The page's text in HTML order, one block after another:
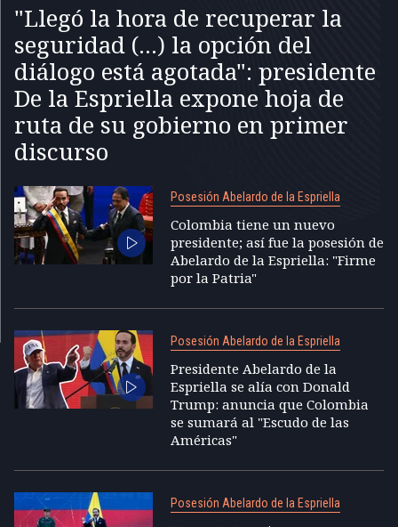
"Llegó la hora de recuperar la
seguridad (...) la opción del
diálogo está agotada": presidente
De la Espriella expone hoja de
ruta de su gobierno en primer
discurso
Posesión Abelardo de la Espriella
Colombia tiene un nuevo
presidente; así fue la posesión de
Abelardo de la Espriella: "Firme
por la Patria"
Posesión Abelardo de la Espriella
Presidente Abelardo de la
Espriella se alía con Donald
Trump: anuncia que Colombia
se sumará al "Escudo de las
Américas"
Posesión Abelardo de la Espriella